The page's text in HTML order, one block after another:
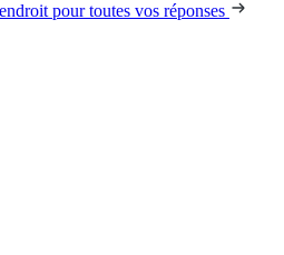
pour toutes vos réponses